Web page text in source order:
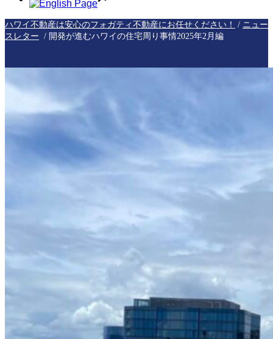
ハワイ不動産は安心のフォガティ不動産にお任せください！ / ニュー
スレター / 開発が進むハワイの住宅周り事情2025年2月編